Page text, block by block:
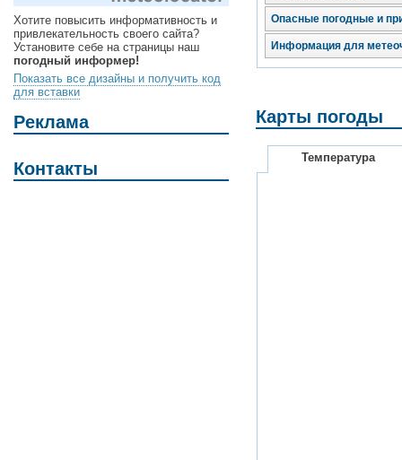
Хотите повысить информативность и
привлекательность своего сайта?
Установите себе на страницы наш
погодный информер!
Показать все дизайны и получить код
для вставки
Реклама
Контакты
Опасные погодные и
Информация для
Карты погоды
Температура